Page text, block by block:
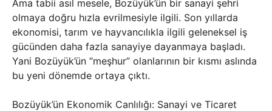
Ama tabii asıl mesele, Bozüyük’ün bir sanayi şehri
olmaya doğru hızla evrilmesiyle ilgili. Son yıllarda
ekonomisi, tarım ve hayvancılıkla ilgili geleneksel iş
gücünden daha fazla sanayiye dayanmaya başladı.
Yani Bozüyük’ün “meşhur” olanlarının bir kısmı aslında
bu yeni dönemde ortaya çıktı.
Bozüyük’ün Ekonomik Canlılığı: Sanayi ve Ticaret